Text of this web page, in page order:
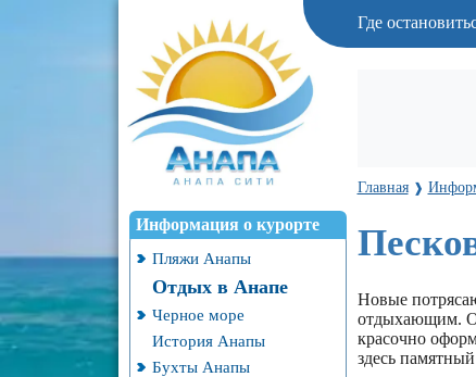
Где
Информация о курорте
Пляжи Анапы
Отдых в Анапе
Черное море
История Анапы
Бухты Анапы
Главная ❱
Новые
отдыхающим.
красочно
здесь